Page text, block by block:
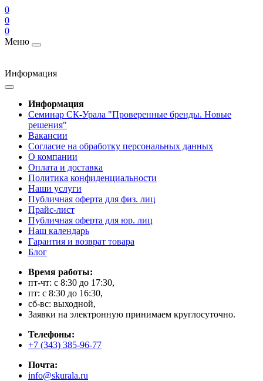
0
0
0
Меню
Информация
Информация
Cеминар СК-Урала "Проверенные бренды. Новые
решения"
Вакансии
Согласие на обработку персональных данных
О компании
Оплата и доставка
Политика конфиденциальности
Наши услуги
Публичная оферта для физ. лиц
Прайс-лист
Публичная оферта для юр. лиц
Наш календарь
Гарантия и возврат товара
Блог
Время работы:
пт-чт: с 8:30 до 17:30,
пт: с 8:30 до 16:30,
сб-вс: выходной,
Заявки на электронную принимаем круглосуточно.
Телефоны:
+7 (343) 385-96-77
Почта:
info@skurala.ru